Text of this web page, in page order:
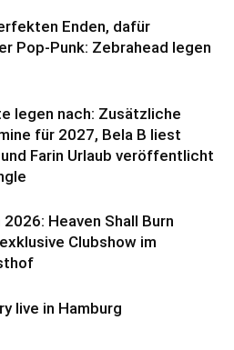
Enden, dafür
Pop-Punk: Zebrahead legen
legen nach: Zusätzliche
für 2027, Bela B liest
Farin Urlaub veröffentlicht
Heaven Shall Burn
Clubshow im
live in Hamburg